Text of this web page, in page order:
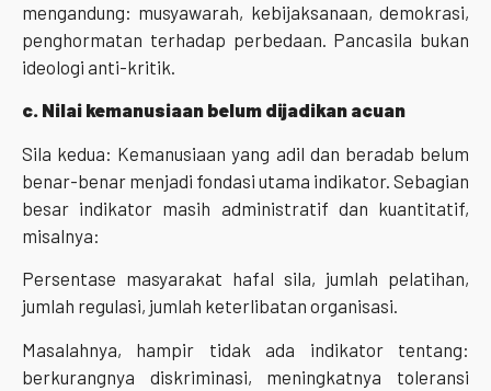
mengandung: musyawarah, kebijaksanaan, demokrasi,
penghormatan terhadap perbedaan. Pancasila bukan
ideologi anti-kritik.
c. Nilai kemanusiaan belum dijadikan acuan
Sila kedua: Kemanusiaan yang adil dan beradab belum
benar-benar menjadi fondasi utama indikator. Sebagian
besar indikator masih administratif dan kuantitatif,
misalnya:
Persentase masyarakat hafal sila, jumlah pelatihan,
jumlah regulasi, jumlah keterlibatan organisasi.
Masalahnya, hampir tidak ada indikator tentang:
berkurangnya diskriminasi, meningkatnya toleransi